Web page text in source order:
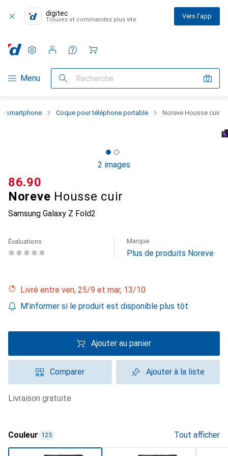
digitec
Trouvez et commandez plus vite Vers l'app
Navigation par catégorie
Menu Recherche
Paramètres
Compte client
Listes de comparaison
Listes d'envies
Panier
smartphone Coque pour téléphone portable Noreve Housse cuir
2 images
Noreve Housse cuir
Samsung Galaxy Z Fold2
CHF
86.90
Évaluations Marque
Plus de produits Noreve
Livré entre ven, 25/9 et mar, 13/10
M'informer si le produit est disponible plus tôt
Ajouter au panier
Comparer Ajouter à la liste
livraison gratuite
Couleur 125 Tout afficher